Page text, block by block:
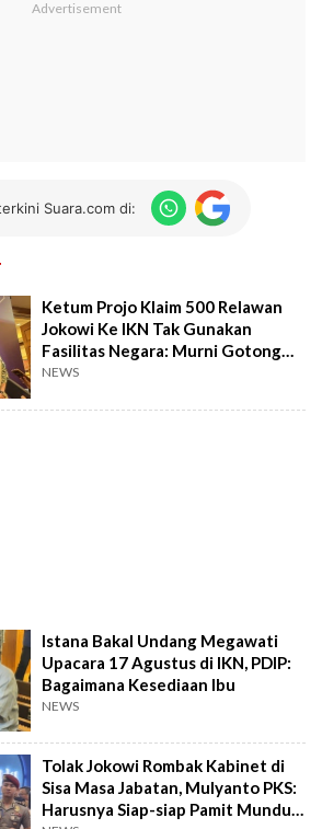
Suara.com di:
Ketum Projo Klaim 500 Relawan
Jokowi Ke IKN Tak Gunakan
Fasilitas Negara: Murni Gotong
Royong
NEWS
Istana Bakal Undang Megawati
Upacara 17 Agustus di IKN, PDIP:
Bagaimana Kesediaan Ibu
NEWS
Tolak Jokowi Rombak Kabinet di
Sisa Masa Jabatan, Mulyanto PKS:
Harusnya Siap-siap Pamit Mundur,